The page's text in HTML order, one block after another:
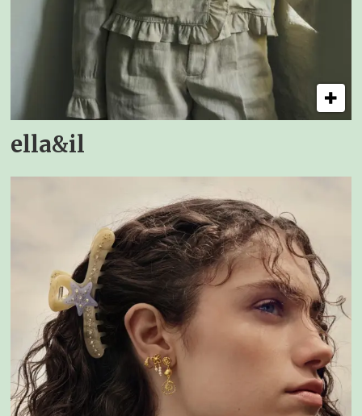
ella&il